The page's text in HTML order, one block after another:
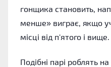
гонщика становить,
менше» виграє, якщо
місці від п'ятого і вище.
Подібні парі роблять